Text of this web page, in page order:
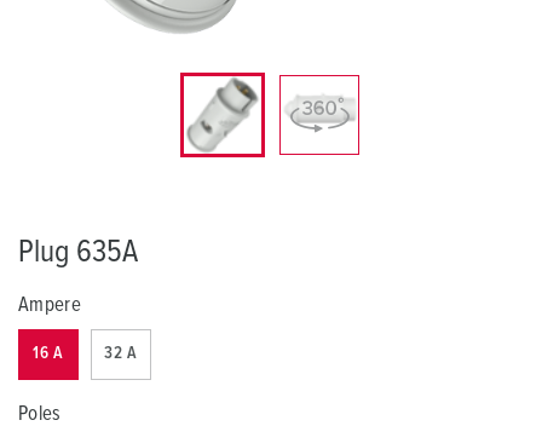
Plug 635A
Ampere
16 A 32 A
Poles